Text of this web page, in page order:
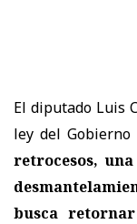
El diputado Luis
ley del
retrocesos,
busca